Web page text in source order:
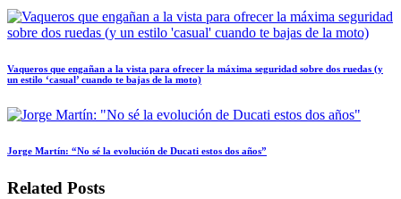
Vaqueros que engañan a la vista para ofrecer la máxima seguridad sobre dos ruedas (y
un estilo ‘casual’ cuando te bajas de la moto)
Jorge Martín: “No sé la evolución de Ducati estos dos años”
Related Posts